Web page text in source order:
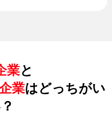
業と
業はどっちがい